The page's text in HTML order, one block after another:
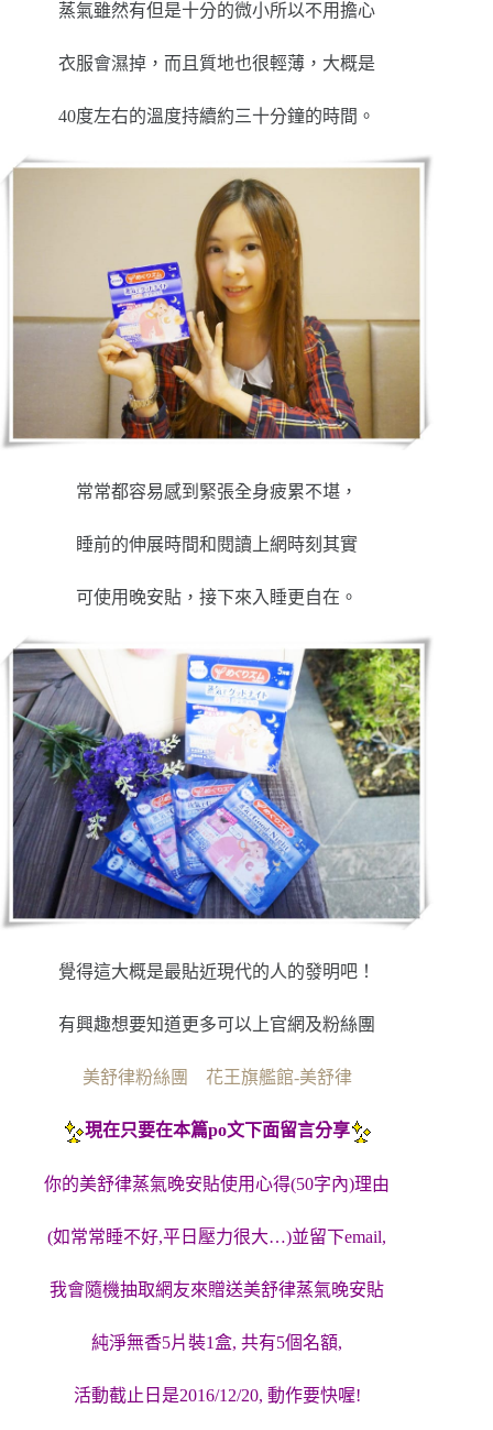
蒸氣雖然有但是十分的微小所以不用擔心
衣服會濕掉，而且質地也很輕薄，大概是
40度左右的溫度持續約三十分鐘的時間。
常常都容易感到緊張全身疲累不堪，
睡前的伸展時間和閱讀上網時刻其實
可使用晚安貼，接下來入睡更自在。
覺得這大概是最貼近現代的人的發明吧！
有興趣想要知道更多可以上官網及粉絲團
美舒律粉絲團 花王旗艦館-美舒律
現在只要在本篇po文下面留言分享
你的美舒律蒸氣晚安貼使用心得(50字內)理由
(如常常睡不好,平日壓力很大…)並留下email,
我會隨機抽取網友來贈送美舒律蒸氣晚安貼
純淨無香5片裝1盒, 共有5個名額,
活動截止日是2016/12/20, 動作要快喔!